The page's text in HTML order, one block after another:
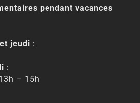
pendant vacances
jeudi :
:
– 15h